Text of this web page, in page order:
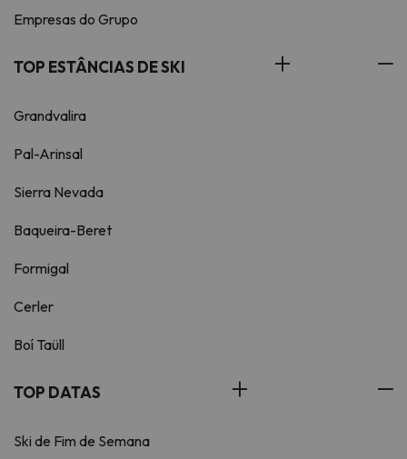
Empresas do Grupo
TOP ESTÂNCIAS DE SKI
Grandvalira
Pal-Arinsal
Sierra Nevada
Baqueira-Beret
Formigal
Cerler
Boí Taüll
TOP DATAS
Ski de Fim de Semana